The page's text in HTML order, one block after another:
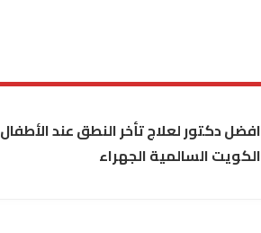
افضل دكتور لعلاج تأخر النطق عند الأطفال
الكويت السالمية الجهراء